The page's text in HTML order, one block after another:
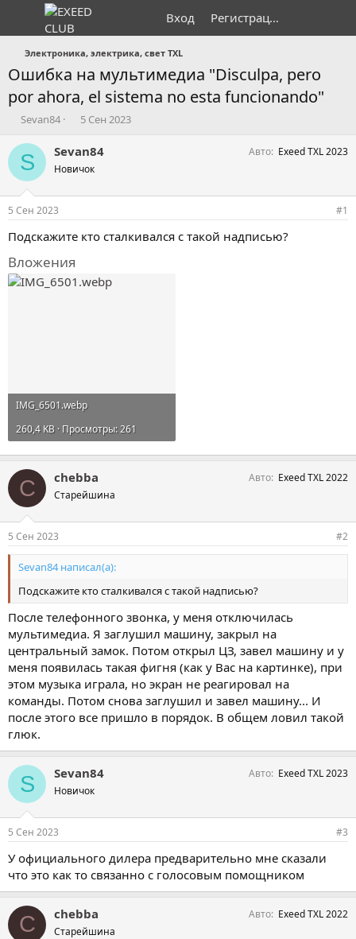
Вход Регистрация
Электроника, электрика, свет TXL
Ошибка на мультимедиа "Disculpa, pero
por ahora, el sistema no esta funcionando"
А
т
о
т
е
м
ы
Sevan84
Д
т
н
а
л
5 Сен 2023
S Sevan84
Новичок
Авто Exeed TXL 2023
5 Сен 2023 #1
Подскажите кто сталкивался с такой надписью?
Вложения
IMG_6501.webp
260,4 KB · Просмотры: 261
C chebba
Старейшина
Авто Exeed TXL 2022
5 Сен 2023 #2
Sevan84 написал(а):
Подскажите кто сталкивался с такой надписью?
После телефонного звонка, у меня отключилась
мультимедиа. Я заглушил машину, закрыл на
центральный замок. Потом открыл ЦЗ, завел машину и у
меня появилась такая фигня (как у Вас на картинке), при
этом музыка играла, но экран не реагировал на
команды. Потом снова заглушил и завел машину... И
после этого все пришло в порядок. В общем ловил такой
глюк.
S Sevan84
Новичок
Авто Exeed TXL 2023
5 Сен 2023 #3
У официального дилера предварительно мне сказали
что это как то связанно с голосовым помощником
C chebba
Старейшина
Авто Exeed TXL 2022